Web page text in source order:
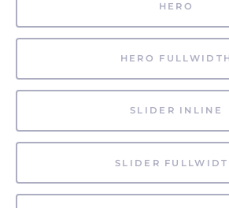
HERO
HERO FULLWIDTH
SLIDER INLINE
SLIDER